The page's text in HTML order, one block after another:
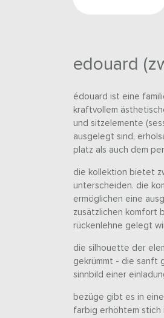
edouard
édouard ist eine
kraftvollem
und sitzelemente
ausgelegt sind,
platz als auch dem
die kollektion bietet
unterscheiden. die
ermöglichen eine
zusätzlichen komfort
rückenlehne gelegt
die silhouette der
gekrümmt - die sanft
sinnbild einer
bezüge gibt es in
farbig erhöhtem stich